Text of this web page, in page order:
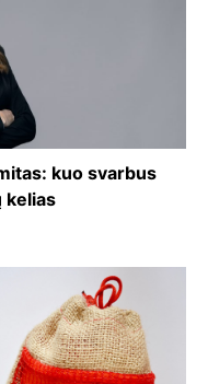
kuo svarbus
kelias